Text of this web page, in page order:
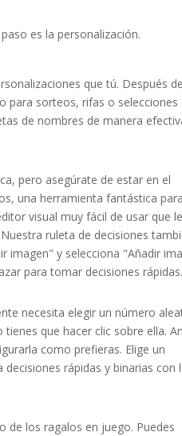
es la personalización.
que tú. Después
para sorteos, rifas o selecciones
de nombres de manera
pero asegúrate de estar en el
una herramienta fantástica
visual muy fácil de usar que
ruleta de decisiones
imagen" y selecciona "Añadir
para tomar decisiones
necesita elegir un número
que hacer clic sobre ella.
como prefieras. Elige un
rápidas y binarias con
de los ragalos en juego. Puedes